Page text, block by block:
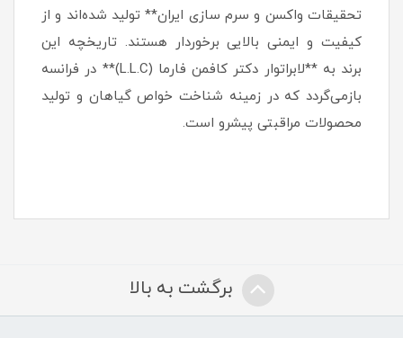
تحقیقات واکسن و سرم سازی ایران** تولید شده‌اند و از
کیفیت و ایمنی بالایی برخوردار هستند. تاریخچه این
برند به **لابراتوار دکتر کافمن فارما (L.L.C)** در فرانسه
بازمی‌گردد که در زمینه شناخت خواص گیاهان و تولید
محصولات مراقبتی پیشرو است.
برگشت به بالا